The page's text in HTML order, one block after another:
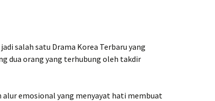
jadi salah satu Drama Korea Terbaru yang
dua orang yang terhubung oleh takdir
emosional yang menyayat hati membuat